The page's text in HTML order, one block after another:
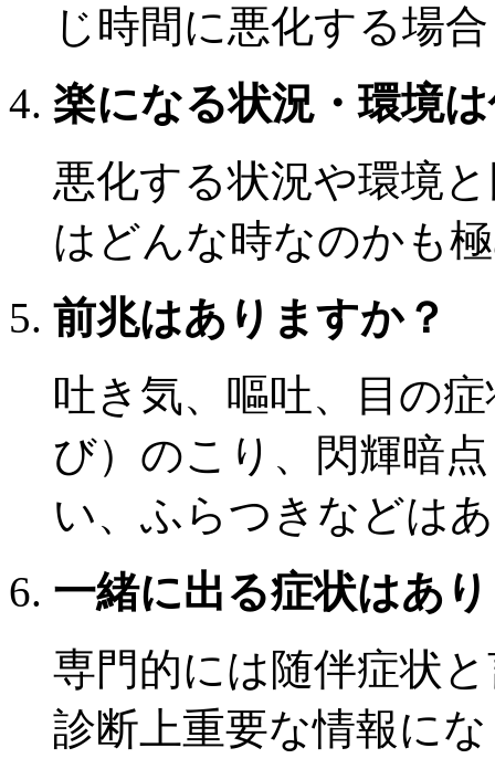
じ時間に悪化する場
楽になる状況・環境
悪化する状況や環境
はどんな時なのかも
前兆はありますか？
吐き気、嘔吐、目の
び）のこり、閃輝暗
い、ふらつきなどは
一緒に出る症状はあ
専門的には随伴症状
診断上重要な情報に